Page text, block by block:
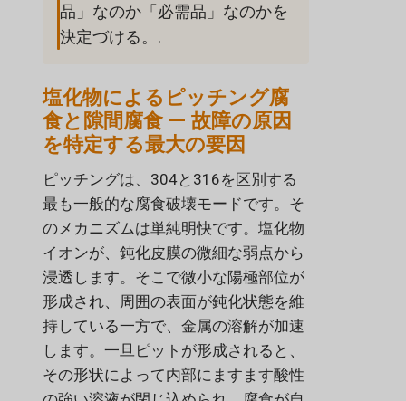
品」なのか「必需品」なのかを
決定づける。.
塩化物によるピッチング腐
食と隙間腐食 — 故障の原因
を特定する最大の要因
ピッチングは、304と316を区別する
最も一般的な腐食破壊モードです。そ
のメカニズムは単純明快です。塩化物
イオンが、鈍化皮膜の微細な弱点から
浸透します。そこで微小な陽極部位が
形成され、周囲の表面が鈍化状態を維
持している一方で、金属の溶解が加速
します。一旦ピットが形成されると、
その形状によって内部にますます酸性